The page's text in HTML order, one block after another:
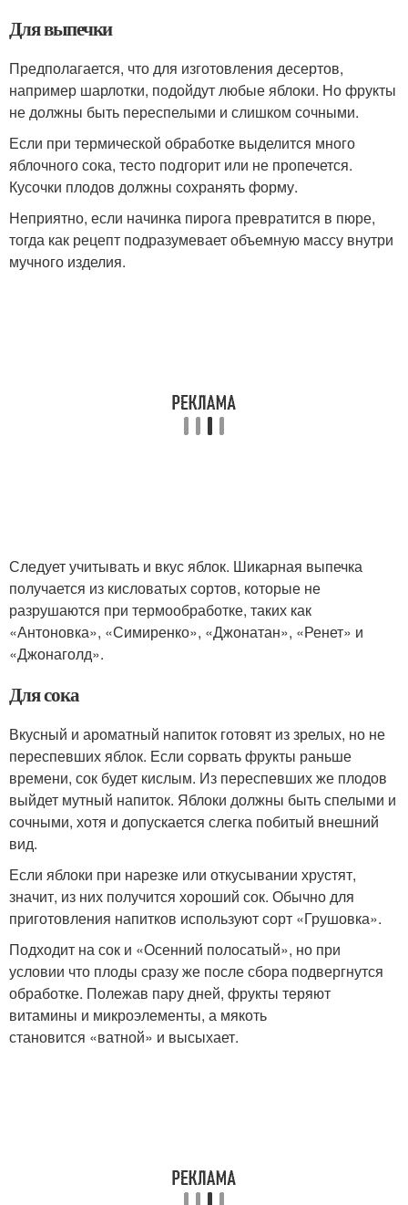
Для выпечки
Предполагается, что для изготовления десертов,
например шарлотки, подойдут любые яблоки. Но фрукты
не должны быть переспелыми и слишком сочными.
Если при термической обработке выделится много
яблочного сока, тесто подгорит или не пропечется.
Кусочки плодов должны сохранять форму.
Неприятно, если начинка пирога превратится в пюре,
тогда как рецепт подразумевает объемную массу внутри
мучного изделия.
Следует учитывать и вкус яблок. Шикарная выпечка
получается из кисловатых сортов, которые не
разрушаются при термообработке, таких как
«Антоновка», «Симиренко», «Джонатан», «Ренет» и
«Джонаголд».
Для сока
Вкусный и ароматный напиток готовят из зрелых, но не
переспевших яблок. Если сорвать фрукты раньше
времени, сок будет кислым. Из переспевших же плодов
выйдет мутный напиток. Яблоки должны быть спелыми и
сочными, хотя и допускается слегка побитый внешний
вид.
Если яблоки при нарезке или откусывании хрустят,
значит, из них получится хороший сок. Обычно для
приготовления напитков используют сорт «Грушовка».
Подходит на сок и «Осенний полосатый», но при
условии что плоды сразу же после сбора подвергнутся
обработке. Полежав пару дней, фрукты теряют
витамины и микроэлементы, а мякоть
становится «ватной» и высыхает.